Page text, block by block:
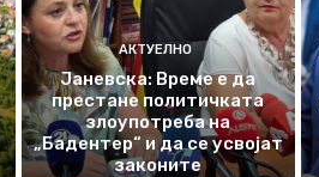
АКТУЕЛНО
Јаневска: Време е да
престане политичката
злоупотреба на
„Бадентер“ и да се усвојат
законите